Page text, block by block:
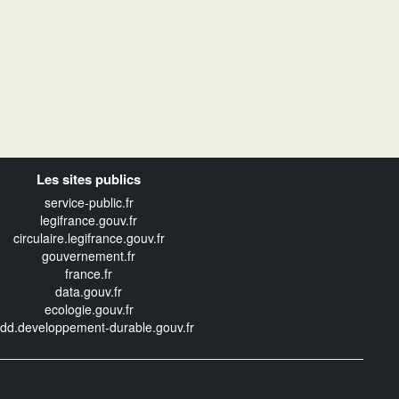
Les sites publics
service-public.fr
legifrance.gouv.fr
circulaire.legifrance.gouv.fr
gouvernement.fr
france.fr
data.gouv.fr
ecologie.gouv.fr
durable.gouv.fr